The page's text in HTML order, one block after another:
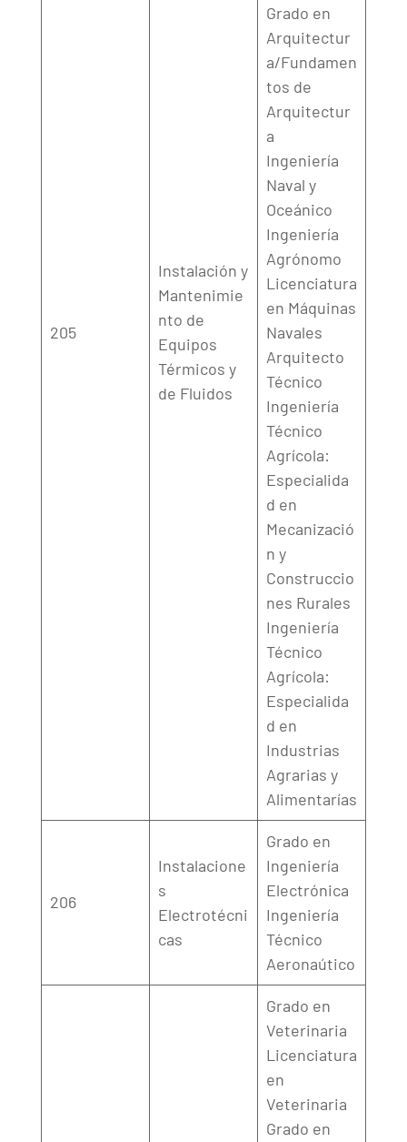
205
Instalación y
Mantenimie
nto de
Equipos
Térmicos y
de Fluidos
Grado en
Arquitectur
a/Fundamen
tos de
Arquitectur
a
Ingeniería
Naval y
Oceánico
Ingeniería
Agrónomo
Licenciatura
en Máquinas
Navales
Arquitecto
Técnico
Ingeniería
Técnico
Agrícola:
Especialida
d en
Mecanizació
n y
Construccio
nes Rurales
Ingeniería
Técnico
Agrícola:
Especialida
d en
Industrias
Agrarias y
Alimentarías
206
Instalacione
s
Electrotécni
cas
Grado en
Ingeniería
Electrónica
Ingeniería
Técnico
Aeronaútico
Grado en
Veterinaria
Licenciatura
en
Veterinaria
Grado en